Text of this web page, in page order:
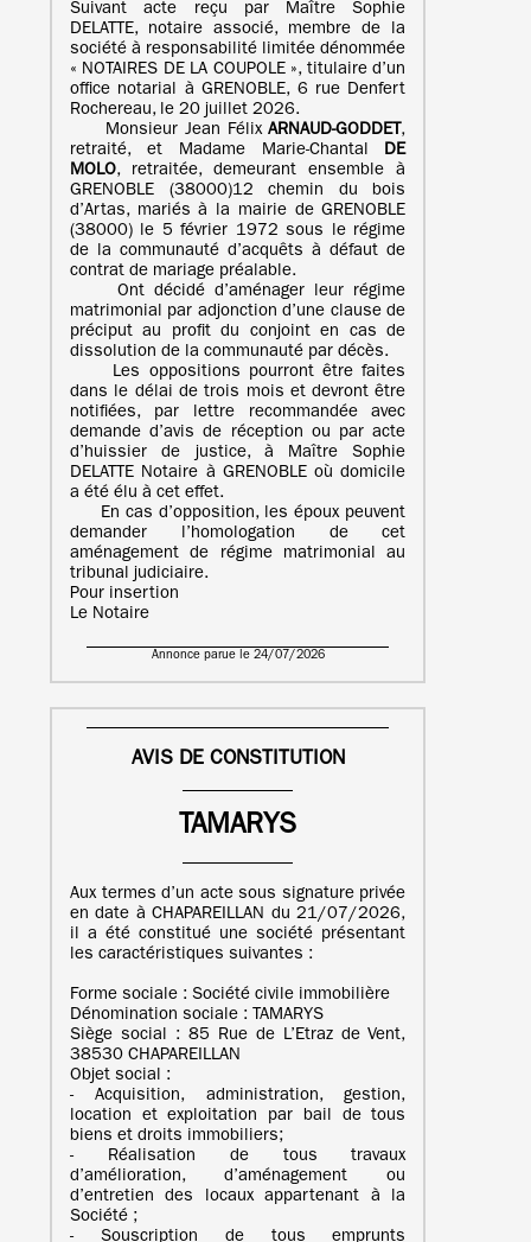
Suivant acte reçu par Maître Sophie
DELATTE, notaire associé, membre de la
société à responsabilité limitée dénommée
« NOTAIRES DE LA COUPOLE », titulaire d’un
office notarial à GRENOBLE, 6 rue Denfert
Rochereau, le 20 juillet 2026.
Monsieur Jean FélixARNAUD-GODDET ,
retraité, et Madame Marie-Chantal DE
MOLO, retraitée, demeurant ensemble à
GRENOBLE (38000)12 chemin du bois
d’Artas, mariés à la mairie de GRENOBLE
(38000) le 5 février 1972 sous le régime
de la communauté d’acquêts à défaut de
contrat de mariage préalable.
Ont décidé d’aménager leur régime
matrimonial par adjonction d’une clause de
préciput au profit du conjoint en cas de
dissolution de la communauté par décès.
Les oppositions pourront être faites
dans le délai de trois mois et devront être
notifiées, par lettre recommandée avec
demande d’avis de réception ou par acte
d’huissier de justice, à Maître Sophie
DELATTE Notaire à GRENOBLE où domicile
a été élu à cet effet.
En cas d’opposition, les époux peuvent
demander l’homologation de cet
aménagement de régime matrimonial au
tribunal judiciaire.
Pour insertion
Le Notaire
Annonce parue le 24/07/2026
AVIS DE CONSTITUTION
TAMARYS
Aux termes d’un acte sous signature privée
en date à CHAPAREILLAN du 21/07/2026,
il a été constitué une société présentant
les caractéristiques suivantes :
Forme sociale : Société civile immobilière
Dénomination sociale : TAMARYS
Siège social : 85 Rue de L’Etraz de Vent,
38530 CHAPAREILLAN
Objet social :
- Acquisition, administration, gestion,
location et exploitation par bail de tous
biens et droits immobiliers;
- Réalisation de tous travaux
d’amélioration, d’aménagement ou
d’entretien des locaux appartenant à la
Société ;
- Souscription de tous emprunts